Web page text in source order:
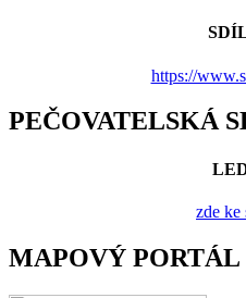
https://
PEČOVATELSKÁ
zde ke
MAPOVÝ PORTÁL